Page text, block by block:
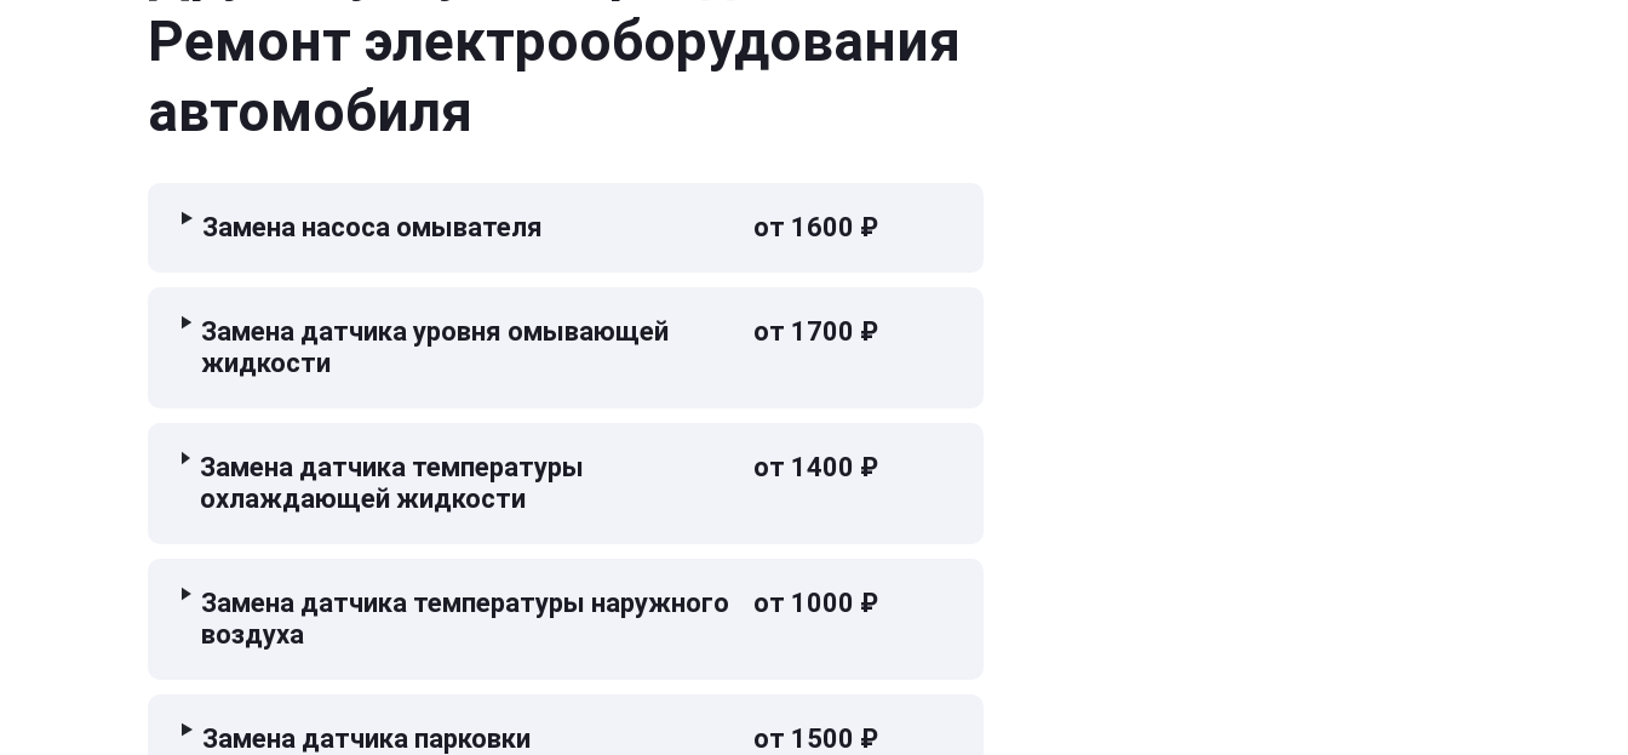
Ремонт электрооборудования
автомобиля
Замена насоса омывателя от 1600 ₽
Замена датчика уровня омывающей
жидкости
от 1700 ₽
Замена датчика температуры
охлаждающей жидкости
от 1400 ₽
Замена датчика температуры наружного
воздуха
от 1000 ₽
Замена датчика парковки от 1500 ₽